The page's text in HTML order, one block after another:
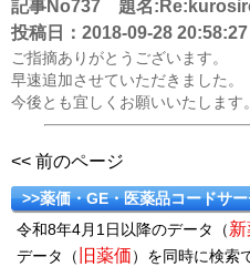
記事No737 題名
投稿日：2018-09-28 20:58:27
ご指摘ありがとうございます。
早速追加させていただきました。
今後とも宜しくお願いいたします。
<< 前のページ
>>薬価・GE・医薬品コードサ
令和8年4月1日以降のデータ（
データ（ 旧薬価）を同時に検索